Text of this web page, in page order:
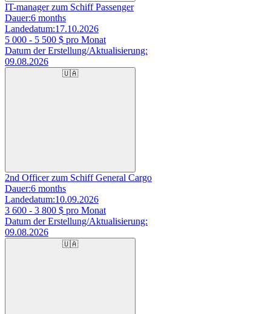
IT-manager zum Schiff Passenger
Dauer:6 months
Landedatum:17.10.2026
5 000 - 5 500 $ pro Monat
Datum der Erstellung/Aktualisierung:
09.08.2026
🇺🇦
2nd Officer zum Schiff General Cargo
Dauer:6 months
Landedatum:10.09.2026
3 600 - 3 800 $ pro Monat
Datum der Erstellung/Aktualisierung:
09.08.2026
🇺🇦